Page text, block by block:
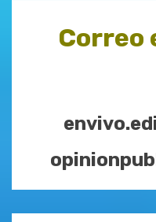
Correo